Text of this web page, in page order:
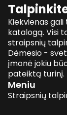
Kiekvienas
katalogą. Visi
straipsnių
Dėmesio -
įmonė jokiu
pateiktą turinį.
Meniu
Straipsnių